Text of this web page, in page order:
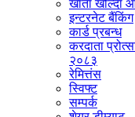
खाता खोल्दा
इन्टरनेट बैंकिंग
कार्ड प्रबन्ध
करदाता
२०८३
रेमित्तंस
स्विफ्ट
सम्पर्क